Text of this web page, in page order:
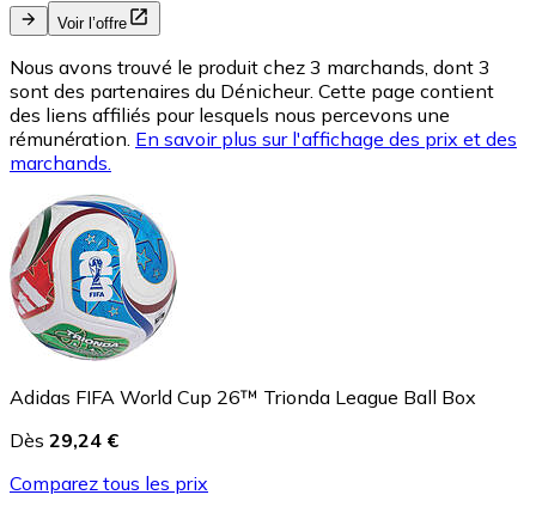
Voir l’offre
Nous avons trouvé le produit chez 3 marchands, dont 3
sont des partenaires du Dénicheur. Cette page contient
des liens affiliés pour lesquels nous percevons une
rémunération. En savoir plus sur l'affichage des prix et des
marchands.
Adidas FIFA World Cup 26™ Trionda League Ball Box
Dès 29,24 €
Comparez tous les prix